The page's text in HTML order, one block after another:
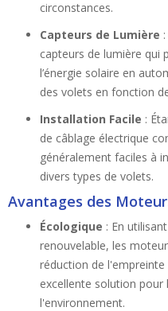
circonstances.
Capteurs de Lumière
capteurs de lumière qui
l’énergie solaire en
des volets en fonction
Installation Facile :
de câblage électrique
généralement faciles à
divers types de volets.
Avantages des
Écologique : En
renouvelable, les
réduction de
excellente solution
l'environnement.